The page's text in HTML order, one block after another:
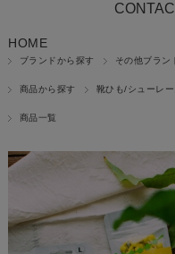
HOME
ブランドから探す その他ブラン
商品から探す 靴ひも/シューレー
商品一覧